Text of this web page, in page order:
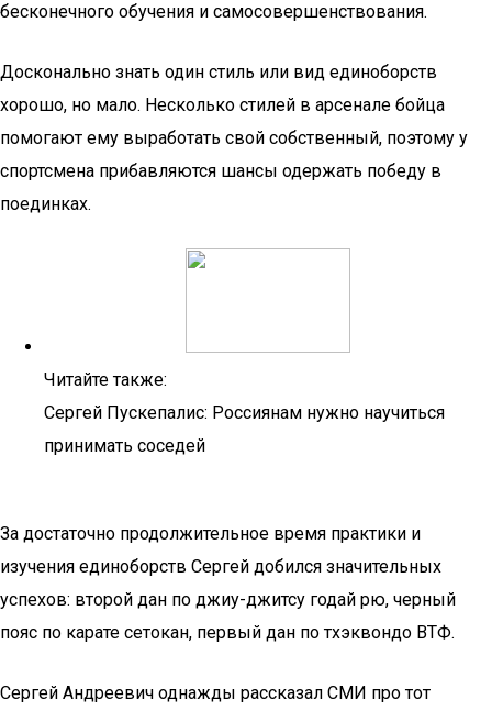
бесконечного обучения и самосовершенствования.
Досконально знать один стиль или вид единоборств
хорошо, но мало. Несколько стилей в арсенале бойца
помогают ему выработать свой собственный, поэтому у
спортсмена прибавляются шансы одержать победу в
поединках.
Читайте также:
Сергей Пускепалис: Россиянам нужно научиться
принимать соседей
За достаточно продолжительное время практики и
изучения единоборств Сергей добился значительных
успехов: второй дан по джиу-джитсу годай рю, черный
пояс по карате сетокан, первый дан по тхэквондо ВТФ.
Сергей Андреевич однажды рассказал СМИ про тот